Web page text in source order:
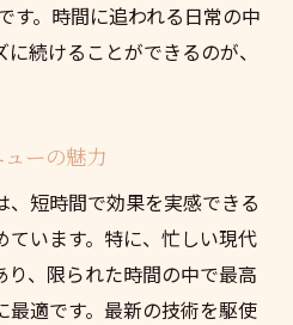
す。時間に追われる日常の中
続けることができるのが、
ーの魅力
短時間で効果を実感できる
います。特に、忙しい現代
、限られた時間の中で最高
適です。最新の技術を駆使